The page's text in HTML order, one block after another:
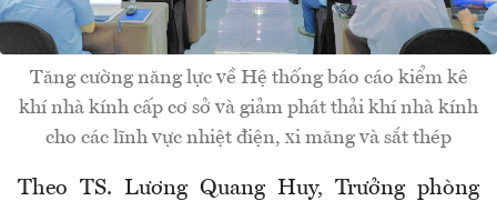
Tăng cường năng lực về Hệ thống báo cáo kiểm kê
khí nhà kính cấp cơ sở và giảm phát thải khí nhà kính
cho các lĩnh vực nhiệt điện, xi măng và sắt thép
Theo TS. Lương Quang Huy, Trưởng phòng